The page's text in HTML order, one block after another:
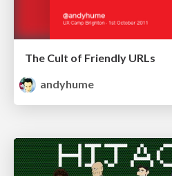
The Cult of Friendly URLs
andyhume